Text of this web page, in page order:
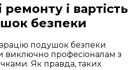
і вартість
безпеки
подушок безпеки
виключно професіоналам з
Як правда, таких